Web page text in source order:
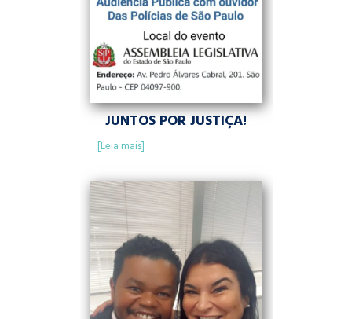
JUNTOS POR JUSTIÇA!
[Leia mais]